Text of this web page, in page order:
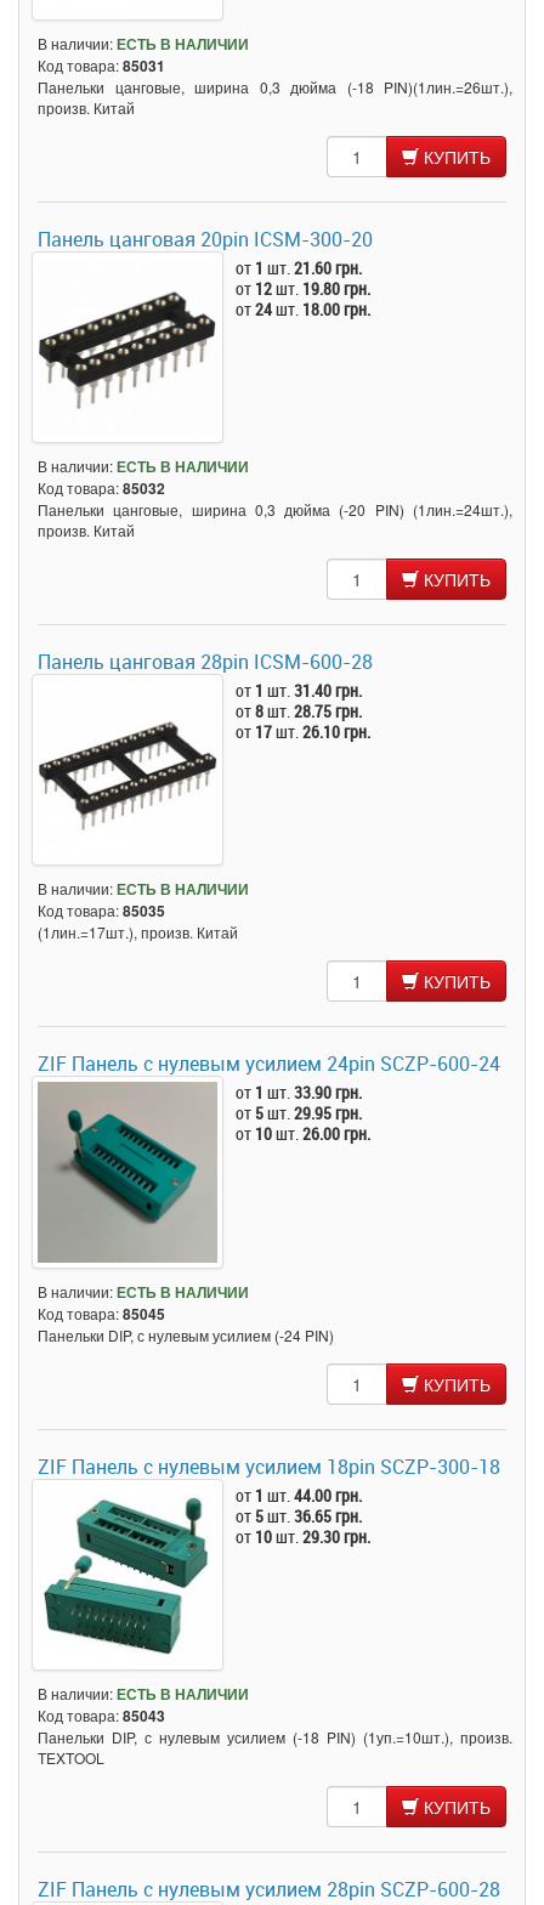
В наличии:ЕСТЬ В НАЛИЧИИ
Код товара:85031
Панельки цанговые, ширина 0,3 дюйма (-18 PIN)(1лин.=26шт.),
произв. Китай
КУПИТЬ
Панель цанговая 20pin ICSM-300-20
от 1 шт.21.60 грн.
от 12шт. 19.80 грн.
от24шт. 18.00 грн.
В наличии:ЕСТЬ В НАЛИЧИИ
Код товара:85032
Панельки цанговые, ширина 0,3 дюйма (-20 PIN) (1лин.=24шт.),
произв. Китай
КУПИТЬ
Панель цанговая 28pin ICSM-600-28
от 1 шт.31.40 грн.
от8шт.28.75 грн.
от 17шт.26.10 грн.
В наличии:ЕСТЬ В НАЛИЧИИ
Код товара:85035
(1лин.=17шт.), произв. Китай
КУПИТЬ
ZIF Панель с нулевым усилием 24pin SCZP-600-24
от 1 шт.33.90 грн.
от 5шт.29.95 грн.
от 10шт.26.00 грн.
В наличии:ЕСТЬ В НАЛИЧИИ
Код товара:85045
Панельки DIP, с нулевым усилием (-24 PIN)
КУПИТЬ
ZIF Панель с нулевым усилием 18pin SCZP-300-18
от 1 шт.44.00 грн.
от 5шт.36.65 грн.
от 10шт.29.30 грн.
В наличии:ЕСТЬ В НАЛИЧИИ
Код товара:85043
Панельки DIP, с нулевым усилием (-18 PIN) (1уп.=10шт.), произв.
TEXTOOL
КУПИТЬ
ZIF Панель с нулевым усилием 28pin SCZP-600-28